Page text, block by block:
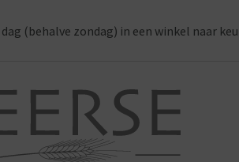
(behalve zondag) in een winkel naar